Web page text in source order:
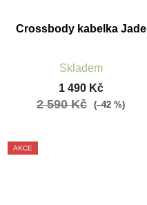
Crossbody kabelka Jade
Skladem
1 490 Kč
2 590 Kč (–42 %)
AKCE